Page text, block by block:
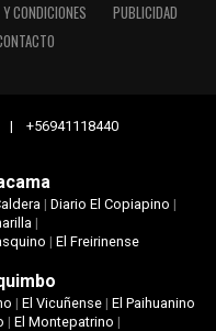
CONDICIONES
PUBLICIDAD
| +56941118440
| Diario El Copiapino |
|
| El Freirinense
| El Vicuñense| El Paihuanino
| El Montepatrino |